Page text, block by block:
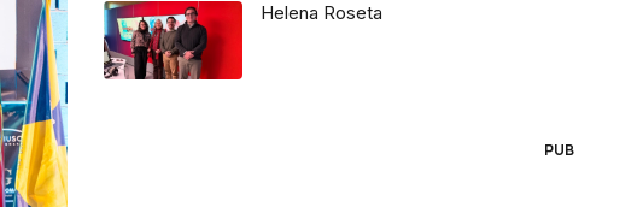
Helena Roseta
PUB